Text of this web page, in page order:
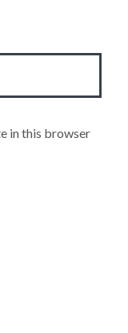
in this browser